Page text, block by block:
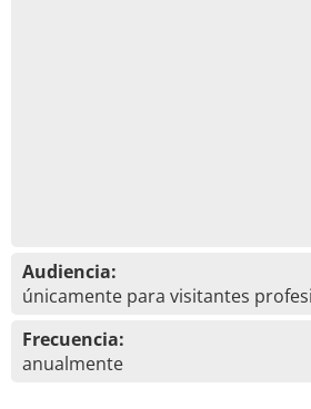
Audiencia:
únicamente para visitantes
Frecuencia:
anualmente